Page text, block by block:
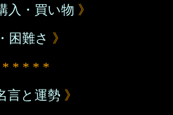
入・買い物 》
困難さ 》
* * * *
言と運勢 》